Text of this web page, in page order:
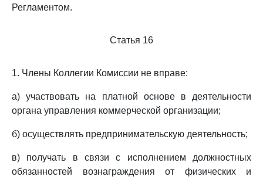
Регламентом.
Статья 16
1. Члены Коллегии Комиссии не вправе:
а) участвовать на платной основе в деятельности
органа управления коммерческой организации;
б) осуществлять предпринимательскую деятельность;
в) получать в связи с исполнением должностных
обязанностей вознаграждения от физических и